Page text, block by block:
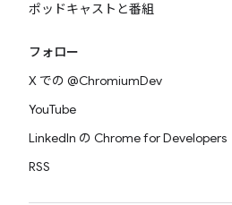
ポッドキャストと番組
フォロー
X での @ChromiumDev
YouTube
LinkedIn の Chrome for Developers
RSS